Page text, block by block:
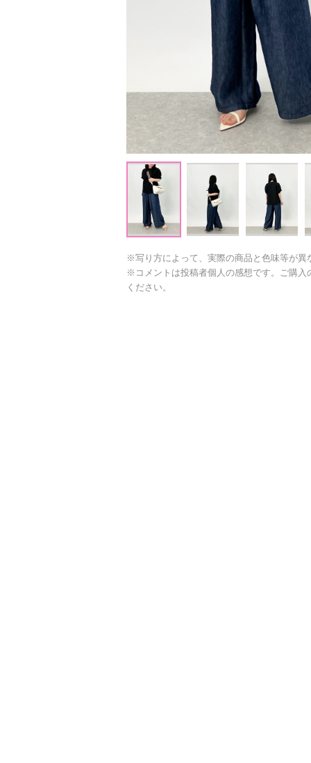
※写り方によって、実際の商品と色味等が異
※コメントは投稿者個人の感想です。ご購入
ください。